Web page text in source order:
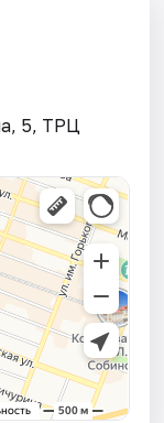
5, ТРЦ